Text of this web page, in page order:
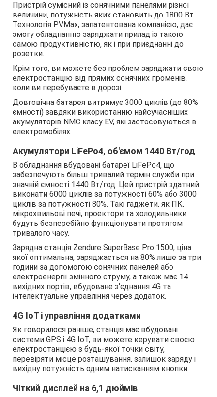
Пристрій сумісний із сонячними панелями різної
величини, потужність яких становить до 1800 Вт.
Технологія PVMax, запатентована компанією, дає
змогу обладнанню заряджати прилад із такою
самою продуктивністю, як і при приєднанні до
розетки.
Крім того, ви можете без проблем заряджати свою
електростанцію від прямих сонячних променів,
коли ви перебуваєте в дорозі.
Довговічна батарея витримує 3000 циклів (до 80%
ємності) завдяки використанню найсучасніших
акумуляторів NMC класу EV, які застосовуються в
електромобілях.
Акумулятори LiFePo4, об'ємом 1440 Вт/год
В обладнання вбудовані батареї LiFePo4, що
забезпечують більш тривалий термін служби при
значній ємності 1440 Вт/год. Цей пристрій здатний
виконати 6000 циклів за потужності 60% або 3000
циклів за потужності 80%. Такі гаджети, як ПК,
мікрохвильові печі, проектори та холодильники
будуть безперебійно функціонувати протягом
тривалого часу.
Зарядна станція Zendure SuperBase Pro 1500, ціна
якої оптимальна, заряджається на 80% лише за три
години за допомогою сонячних панелей або
електроенергії змінного струму, а також має 14
вихідних портів, вбудоване з'єднання 4G та
інтелектуальне управління через додаток.
4G IoT і управління додатками
Як говорилося раніше, станція має вбудовані
системи GPS і 4G IoT, ви можете керувати своєю
електростанцією з будь-якої точки світу,
перевіряти місце розташування, залишок заряду і
вихідну потужність одним натисканням кнопки.
Чіткий дисплей на 6,1 дюймів